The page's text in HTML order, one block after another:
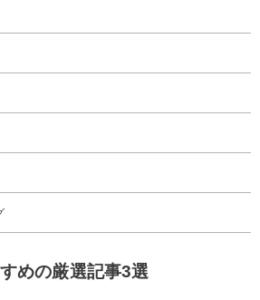
めの厳選記事3選